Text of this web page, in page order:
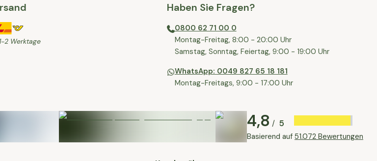
2 Werktage
Haben Sie Fragen?
0800 62 71 00 0
⁠⁠Montag-Freitag, 8:00 - 20:00 Uhr
⁠Samstag, Sonntag, Feiertag, 9:00 - 19:00 Uhr
WhatsApp: 0049 827 65 18 181
Montag-Freitags, 9:00 - 17:00 Uhr
4,8 / 5
Basierend auf 51.072 Bewertungen